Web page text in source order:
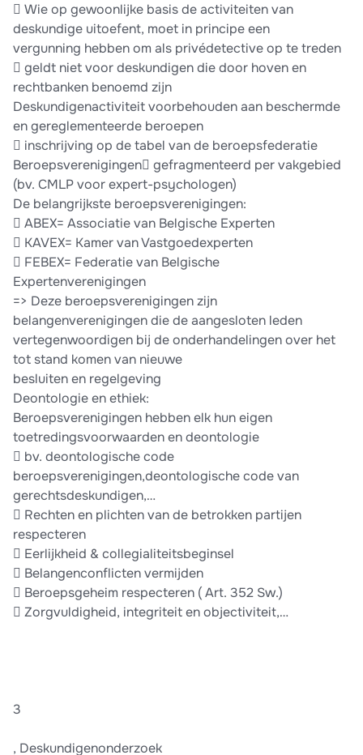
 Wie op gewoonlijke basis de activiteiten van
deskundige uitoefent, moet in principe een
vergunning hebben om als privédetective op te treden
 geldt niet voor deskundigen die door hoven en
rechtbanken benoemd zijn
Deskundigenactiviteit voorbehouden aan beschermde
en gereglementeerde beroepen
 inschrijving op de tabel van de beroepsfederatie
Beroepsverenigingen gefragmenteerd per vakgebied
(bv. CMLP voor expert-psychologen)
De belangrijkste beroepsverenigingen:
 ABEX= Associatie van Belgische Experten
 KAVEX= Kamer van Vastgoedexperten
 FEBEX= Federatie van Belgische
Expertenverenigingen
=> Deze beroepsverenigingen zijn
belangenverenigingen die de aangesloten leden
vertegenwoordigen bij de onderhandelingen over het
tot stand komen van nieuwe
besluiten en regelgeving
Deontologie en ethiek:
Beroepsverenigingen hebben elk hun eigen
toetredingsvoorwaarden en deontologie
 bv. deontologische code
beroepsverenigingen,deontologische code van
gerechtsdeskundigen,…
 Rechten en plichten van de betrokken partijen
respecteren
 Eerlijkheid & collegialiteitsbeginsel
 Belangenconflicten vermijden
 Beroepsgeheim respecteren ( Art. 352 Sw.)
 Zorgvuldigheid, integriteit en objectiviteit,…
3
, Deskundigenonderzoek